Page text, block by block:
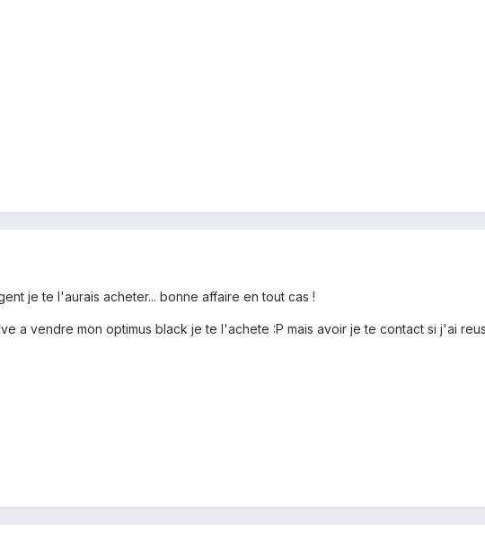
je te l'aurais acheter... bonne affaire en tout cas !
a vendre mon optimus black je te l'achete :P mais avoir je te contact si j'ai